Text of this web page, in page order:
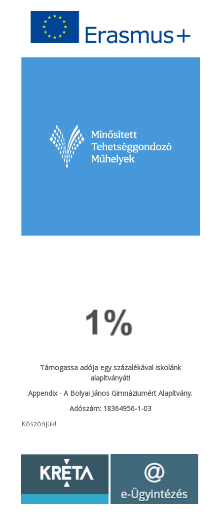
Támogassa adója egy százalékával iskolánk
alapítványát!
Appendix - A Bolyai János Gimnáziumért Alapítvány.
Adószám: 18364956-1-03
Köszönjük!